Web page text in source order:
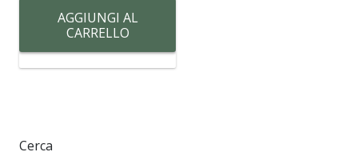
AGGIUNGI AL
CARRELLO
Cerca